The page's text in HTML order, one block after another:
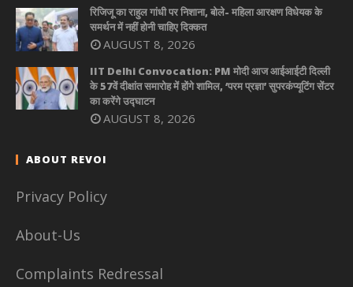
रिजिजू का राहुल गांधी पर निशाना, बोले- महिला आरक्षण विधेयक के
समर्थन में नहीं होनी चाहिए दिक्कत
AUGUST 8, 2026
IIT Delhi Convocation: PM मोदी आज आईआईटी दिल्ली
के 57वें दीक्षांत समारोह में होंगे शामिल, ‘परम प्रज्ञा’ सुपरकंप्यूटिंग सेंटर
का करेंगे उद्घाटन
AUGUST 8, 2026
ABOUT REVOI
Privacy Policy
About-Us
Complaints Redressal